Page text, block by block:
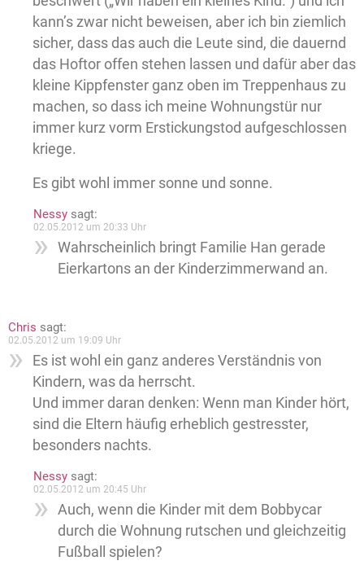
kann’s zwar nicht beweisen, aber ich bin ziemlich
sicher, dass das auch die Leute sind, die dauernd
das Hoftor offen stehen lassen und dafür aber das
kleine Kippfenster ganz oben im Treppenhaus zu
machen, so dass ich meine Wohnungstür nur
immer kurz vorm Erstickungstod aufgeschlossen
kriege.
Es gibt wohl immer sonne und sonne.
Nessy sagt:
02.05.2012 um 20:33 Uhr
Wahrscheinlich bringt Familie Han gerade
Eierkartons an der Kinderzimmerwand an.
Chris sagt:
02.05.2012 um 19:09 Uhr
Es ist wohl ein ganz anderes Verständnis von
Kindern, was da herrscht.
Und immer daran denken: Wenn man Kinder hört,
sind die Eltern häufig erheblich gestresster,
besonders nachts.
Nessy sagt:
02.05.2012 um 20:45 Uhr
Auch, wenn die Kinder mit dem Bobbycar
durch die Wohnung rutschen und gleichzeitig
Fußball spielen?